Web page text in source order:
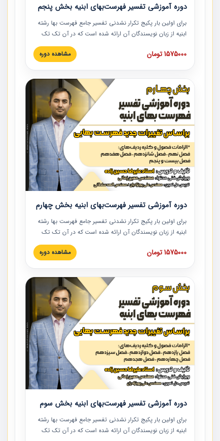
دوره آموزشی تفسیر فهرست‌بهای ابنیه بخش پنجم
برای اولین بار پکیج تکرار نشدنی تفسیر جامع فهرست بها رشته
ابنیه از زبان نویسندگان آن ارائه شده است که در آن تک تک
ردیف ها و مطالب فهرست بها تفسیر و ارائه شده است. این
دوره به صورت کامل تصویری بوده و به همراه تصاویر عملیات
دوره با کلام مهندس علیرضاحسین‌زاده مدیر پروژه مهندسی
مشاور در امر بازنگری فهرست بها رشته ابنیه ارائه شده و به تمام
همکارانی که در حوزه صنعت ساخت در حال فعالیت هستند حتما
توصیه می کنیم از مطالب این دوره استفاده نمایند.
1575000 تومان مشاهده دوره
دوره آموزشی تفسیر فهرست‌بهای ابنیه بخش چهارم
برای اولین بار پکیج تکرار نشدنی تفسیر جامع فهرست بها رشته
ابنیه از زبان نویسندگان آن ارائه شده است که در آن تک تک
ردیف ها و مطالب فهرست بها تفسیر و ارائه شده است. این
دوره به صورت کامل تصویری بوده و به همراه تصاویر عملیات
دوره با کلام مهندس علیرضاحسین‌زاده مدیر پروژه مهندسی
مشاور در امر بازنگری فهرست بها رشته ابنیه ارائه شده و به تمام
همکارانی که در حوزه صنعت ساخت در حال فعالیت هستند حتما
توصیه می کنیم از مطالب این دوره استفاده نمایند.
1575000 تومان مشاهده دوره
دوره آموزشی تفسیر فهرست‌بهای ابنیه بخش سوم
برای اولین بار پکیج تکرار نشدنی تفسیر جامع فهرست بها رشته
ابنیه از زبان نویسندگان آن ارائه شده است که در آن تک تک